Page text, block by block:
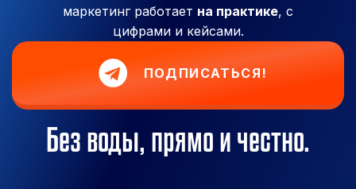
маркетинг работает на практике, с
цифрами и кейсами.
ПОДПИСАТЬСЯ!
Без воды, прямо и честно.